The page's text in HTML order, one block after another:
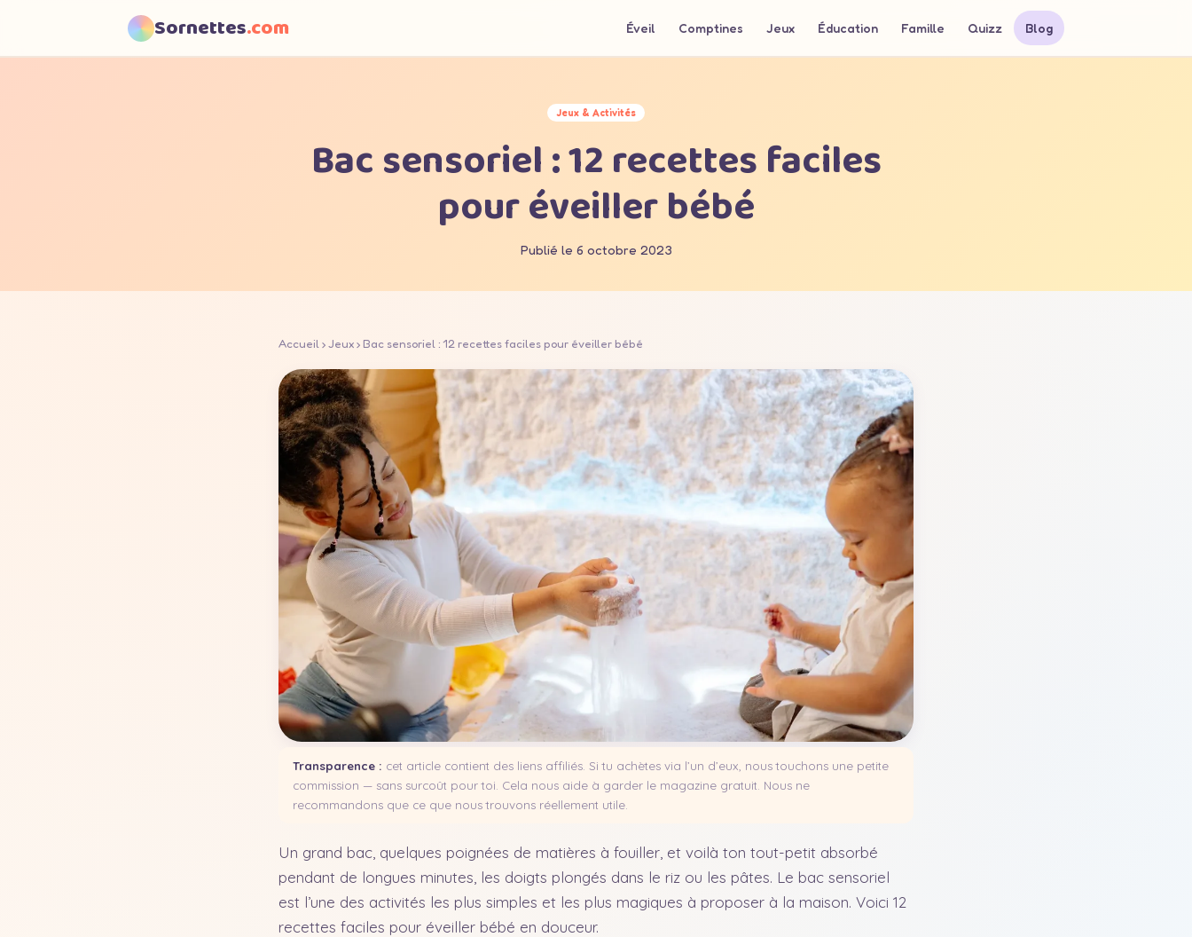
Sornettes.com Éveil Comptines Jeux Éducation Famille Quizz Blog
Jeux & Activités
Bac sensoriel : 12 recettes faciles
pour éveiller bébé
Publié le 6 octobre 2023
Accueil ›Jeux› Bac sensoriel : 12 recettes faciles pour éveiller bébé
Transparence : cet article contient des liens affiliés. Si tu achètes via l’un d’eux, nous touchons une petite
commission — sans surcoût pour toi. Cela nous aide à garder le magazine gratuit. Nous ne
recommandons que ce que nous trouvons réellement utile.
Un grand bac, quelques poignées de matières à fouiller, et voilà ton tout-petit absorbé
pendant de longues minutes, les doigts plongés dans le riz ou les pâtes. Le bac sensoriel
est l’une des activités les plus simples et les plus magiques à proposer à la maison. Voici 12
recettes faciles pour éveiller bébé en douceur.